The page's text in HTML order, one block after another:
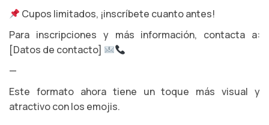
Cupos limitados, ¡inscríbete cuanto antes!
Para inscripciones y más información, contacta a:
[Datos de contacto]
—
Este formato ahora tiene un toque más visual y
atractivo con los emojis.